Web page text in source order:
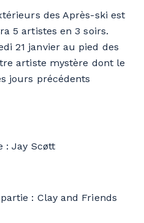
des Après-ski est
5 artistes en 3 soirs.
21 janvier au pied des
artiste mystère dont le
jours précédents
: Jay Scøtt
: Clay and Friends